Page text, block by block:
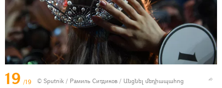
19 /19 © Sputnik / Рамиль Ситдиков / Անցնել մեդիապահոց